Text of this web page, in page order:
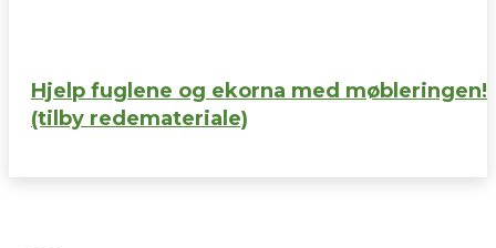
Hjelp fuglene og ekorna med møbleringen!
(tilby redemateriale)